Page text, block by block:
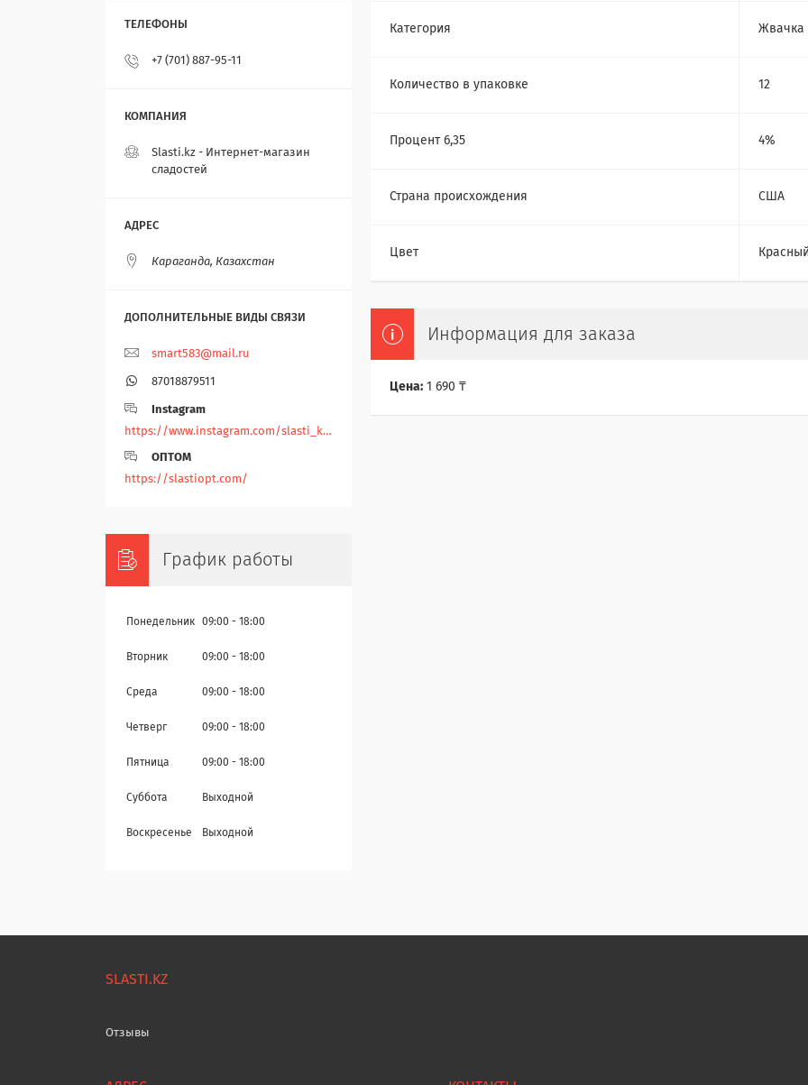
Категория Жвачка
Количество в упаковке 12
Процент 6,35 4%
Страна происхождения США
Цвет
Информация для заказа
Цена: 1 690 ₸
+7 (701) 887-95-11
Slasti.kz - Интернет-магазин
сладостей
Караганда, Казахстан
smart583@mail.ru
87018879511
Instagram
https://www.instagram.com/slasti_kz/
ОПТОМ
https://slastiopt.com/
График работы
Понедельник 09:00 18:00
Вторник 09:00 18:00
Среда 09:00 18:00
Четверг 09:00 18:00
Пятница 09:00 18:00
Суббота Выходной
Воскресенье Выходной
SLASTI.KZ
Отзывы